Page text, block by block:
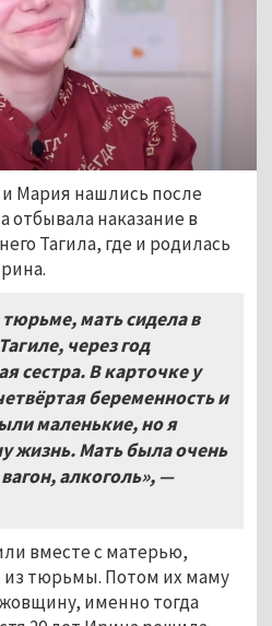
Мария нашлись после
отбывала наказание в
Тагила, где и родилась
мать сидела в
через год
сестра. В карточке у
беременность и
маленькие, но я
жизнь. Мать была очень
алкоголь», —
вместе с матерью,
из тюрьмы. Потом их маму
именно тогда